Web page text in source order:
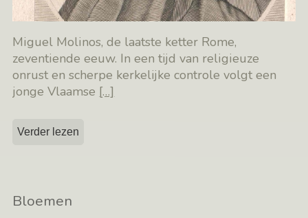
Miguel Molinos, de laatste ketter Rome,
zeventiende eeuw. In een tijd van religieuze
onrust en scherpe kerkelijke controle volgt een
jonge Vlaamse […]
Verder lezen
Bloemen